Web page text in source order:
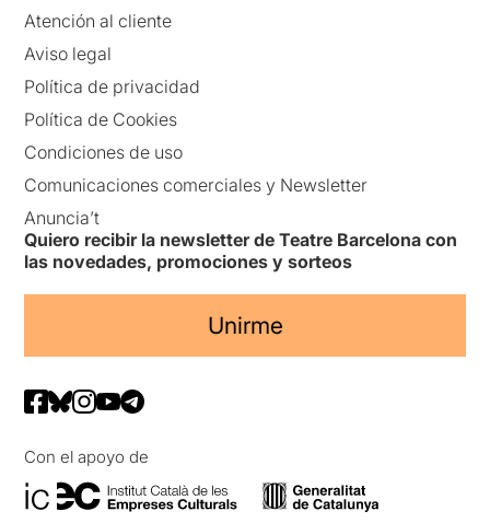
Atención al cliente
Aviso legal
Política de privacidad
Política de Cookies
Condiciones de uso
Comunicaciones comerciales y Newsletter
Anuncia’t
Quiero recibir la newsletter de Teatre Barcelona con
las novedades, promociones y sorteos
Unirme
Con el apoyo de